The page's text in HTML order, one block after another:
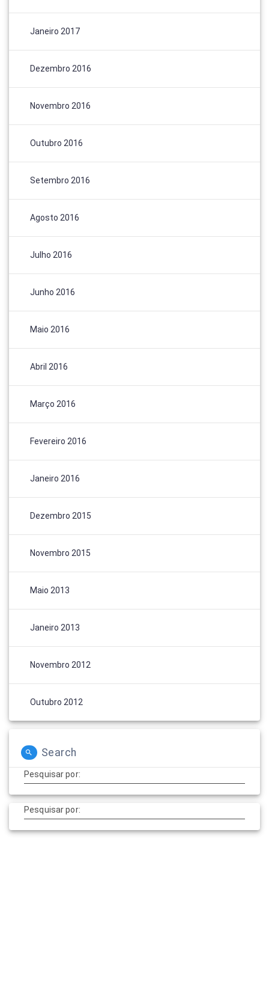
Janeiro 2017
Dezembro 2016
Novembro 2016
Outubro 2016
Setembro 2016
Agosto 2016
Julho 2016
Junho 2016
Maio 2016
Abril 2016
Março 2016
Fevereiro 2016
Janeiro 2016
Dezembro 2015
Novembro 2015
Maio 2013
Janeiro 2013
Novembro 2012
Outubro 2012
Search
Pesquisar por:
Pesquisar por: